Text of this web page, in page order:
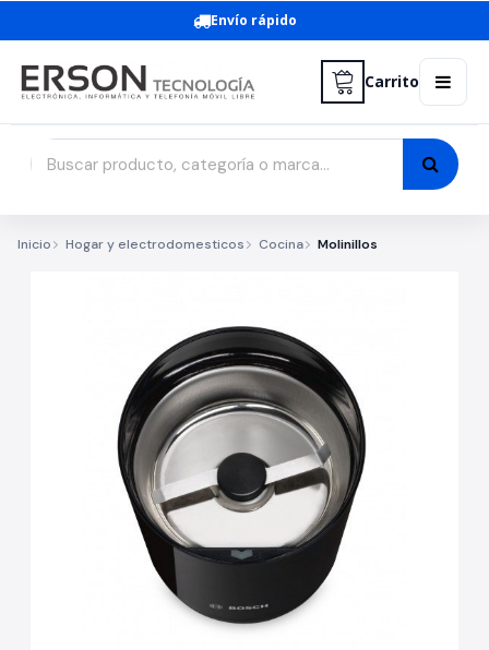
Envío rápido
Carrito
Inicio Hogar y electrodomesticos Cocina Molinillos